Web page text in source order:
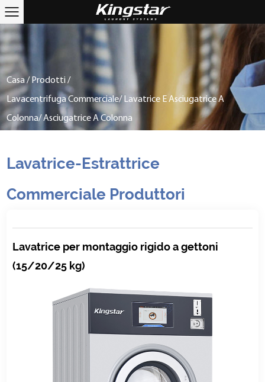
Casa/ Prodotti/
Lavacentrifuga Commerciale/ Lavatrice E Asciugatrice A
Colonna/ Asciugatrice A Colonna
Lavatrice-Estrattrice
Commerciale Produttori
Lavatrice per montaggio rigido a gettoni
(15/20/25 kg)